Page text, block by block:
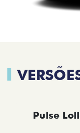
Pulse